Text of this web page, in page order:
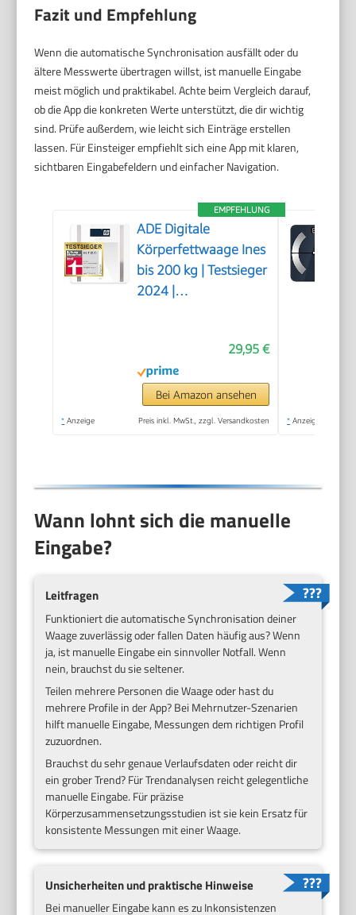
Fazit und Empfehlung
Wenn die automatische Synchronisation ausfällt oder du
ältere Messwerte übertragen willst, ist manuelle Eingabe
meist möglich und praktikabel. Achte beim Vergleich darauf,
ob die App die konkreten Werte unterstützt, die dir wichtig
sind. Prüfe außerdem, wie leicht sich Einträge erstellen
lassen. Für Einsteiger empfiehlt sich eine App mit klaren,
sichtbaren Eingabefeldern und einfacher Navigation.
EMPFEHLUNG
ADE Digitale
Körperfettwaage Ines
bis 200 kg | Testsieger
2024 |
BMI, Muskelmasse,
Körperwasser,
Gewicht, BMR |
Körperwaage mit
29,95 €
Bei Amazon ansehen
* Anzeige Preis inkl. MwSt., zzgl. Versandkosten * Anzeige
Wann lohnt sich die manuelle
Eingabe?
Leitfragen
Funktioniert die automatische Synchronisation deiner
Waage zuverlässig oder fallen Daten häufig aus? Wenn
ja, ist manuelle Eingabe ein sinnvoller Notfall. Wenn
nein, brauchst du sie seltener.
Teilen mehrere Personen die Waage oder hast du
mehrere Profile in der App? Bei Mehrnutzer-Szenarien
hilft manuelle Eingabe, Messungen dem richtigen Profil
zuzuordnen.
Brauchst du sehr genaue Verlaufsdaten oder reicht dir
ein grober Trend? Für Trendanalysen reicht gelegentliche
manuelle Eingabe. Für präzise
Körperzusammensetzungsstudien ist sie kein Ersatz für
konsistente Messungen mit einer Waage.
Unsicherheiten und praktische Hinweise
Bei manueller Eingabe kann es zu Inkonsistenzen